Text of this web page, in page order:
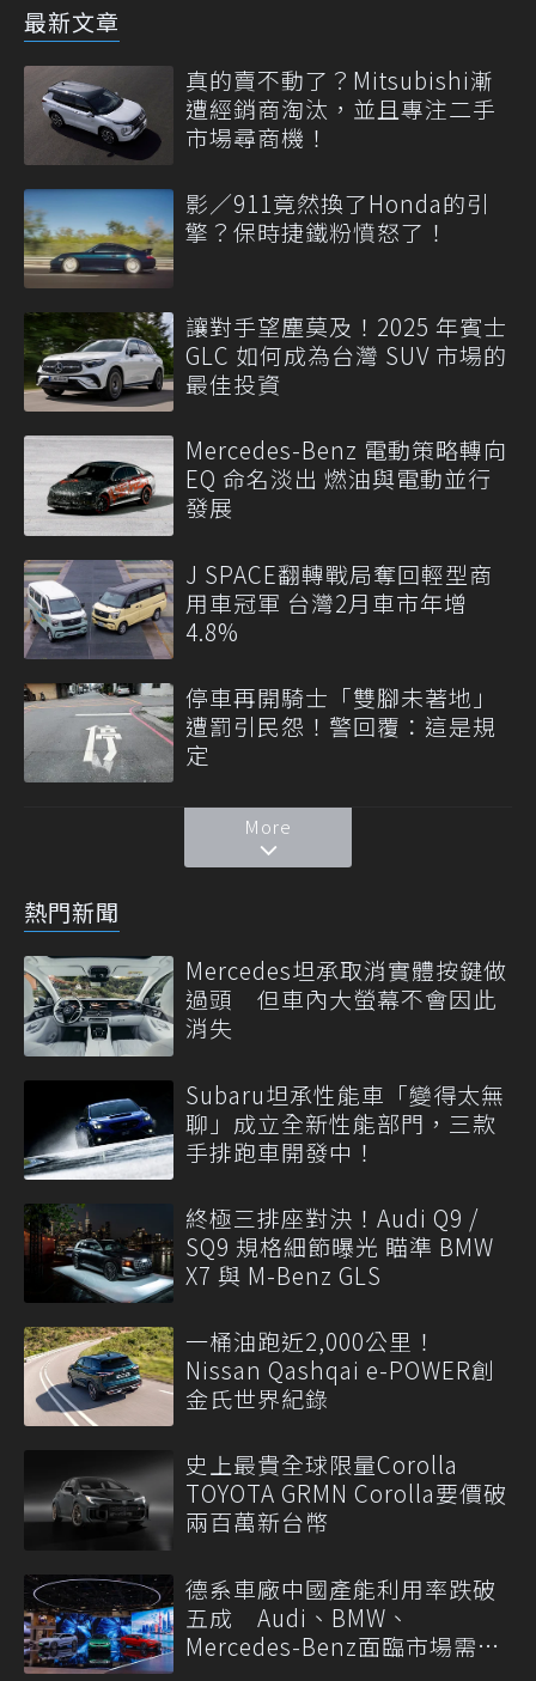
最新文章
真的賣不動了？Mitsubishi漸
遭經銷商淘汰，並且專注二手
市場尋商機！
影／911竟然換了Honda的引
擎？保時捷鐵粉憤怒了！
讓對手望塵莫及！2025 年賓士
GLC 如何成為台灣 SUV 市場的
最佳投資
Mercedes-Benz 電動策略轉向
EQ 命名淡出 燃油與電動並行
發展
J SPACE翻轉戰局奪回輕型商
用車冠軍 台灣2月車市年增
4.8%
停車再開騎士「雙腳未著地」
遭罰引民怨！警回覆：這是規
定
More
熱門新聞
Mercedes坦承取消實體按鍵做
過頭 但車內大螢幕不會因此
消失
Subaru坦承性能車「變得太無
聊」成立全新性能部門，三款
手排跑車開發中！
終極三排座對決！Audi Q9 /
SQ9 規格細節曝光 瞄準 BMW
X7 與 M-Benz GLS
一桶油跑近2,000公里！
Nissan Qashqai e-POWER創
金氏世界紀錄
史上最貴全球限量Corolla
TOYOTA GRMN Corolla要價破
兩百萬新台幣
德系車廠中國產能利用率跌破
五成 Audi、BMW、
Mercedes-Benz面臨市場需求